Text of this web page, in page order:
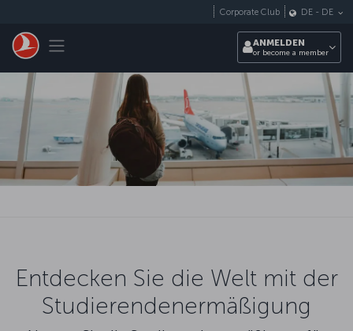
Toggle navigation
Corporate Club DE - DE
ANMELDEN
or become a member
Entdecken Sie die Welt mit der
Studierendenermäßigung